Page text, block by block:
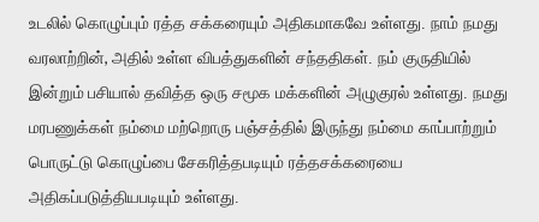
உடலில் கொழுப்பும் ரத்த சக்கரையும் அதிகமாகவே உள்ளது. நாம் நமது
வரலாற்றின், அதில் உள்ள விபத்துகளின் சந்ததிகள். நம் குருதியில்
இன்றும் பசியால் தவித்த ஒரு சமூக மக்களின் அழுகுரல் உள்ளது. நமது
மரபணுக்கள் நம்மை மற்றொரு பஞ்சத்தில் இருந்து நம்மை காப்பாற்றும்
பொருட்டு கொழுப்பை சேகரித்தபடியும் ரத்தசக்கரையை
அதிகப்படுத்தியபடியும் உள்ளது.